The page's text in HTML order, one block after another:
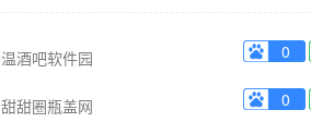
温酒吧软件园 0
甜甜圈瓶盖网 0